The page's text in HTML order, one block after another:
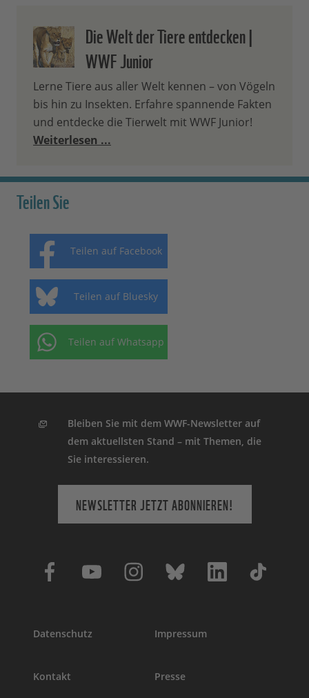
Die Welt der Tiere entdecken |
WWF Junior
Lerne Tiere aus aller Welt kennen – von Vögeln
bis hin zu Insekten. Erfahre spannende Fakten
und entdecke die Tierwelt mit WWF Junior!
Weiterlesen ...
Teilen Sie
Teilen auf Facebook
Teilen auf Bluesky
Teilen auf Whatsapp
Bleiben Sie mit dem WWF-Newsletter auf
dem aktuellsten Stand – mit Themen, die
Sie interessieren.
NEWSLETTER JETZT ABONNIEREN!
Datenschutz Impressum
Kontakt Presse